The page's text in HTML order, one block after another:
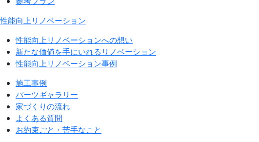
性能向上リノベーション
性能向上リノベーションへの想い
新たな価値を手にいれるリノベーション
性能向上リノベーション事例
施工事例
パーツギャラリー
家づくりの流れ
よくある質問
お約束ごと・苦手なこと